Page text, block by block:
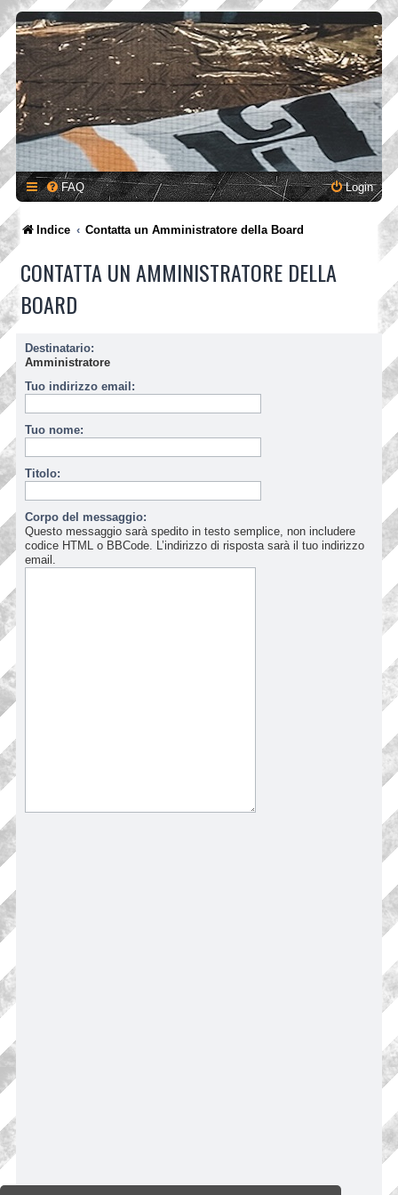
FAQ Login
Indice Contatta un Amministratore della Board
CONTATTA UN AMMINISTRATORE DELLA
BOARD
Destinatario:
Amministratore
Tuo indirizzo email:
Tuo nome:
Titolo:
Corpo del messaggio:
Questo messaggio sarà spedito in testo semplice, non includere
codice HTML o BBCode. L’indirizzo di risposta sarà il tuo indirizzo
email.